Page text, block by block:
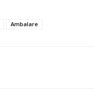
Ambalare